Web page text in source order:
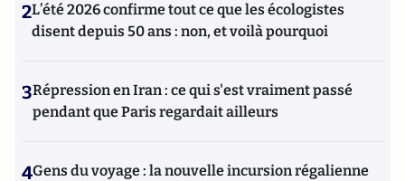
2L’été 2026 confirme tout ce que les écologistes
disent depuis 50 ans : non, et voilà pourquoi
3Répression en Iran : ce qui s'est vraiment passé
pendant que Paris regardait ailleurs
4Gens du voyage : la nouvelle incursion régalienne